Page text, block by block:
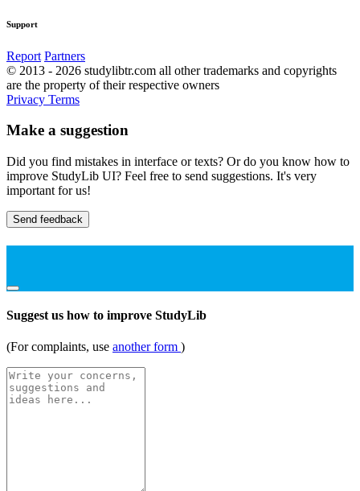
Support
Report Partners
© 2013 - 2026 studylibtr.com all other trademarks and copyrights
are the property of their respective owners
Privacy Terms
Make a suggestion
Did you find mistakes in interface or texts? Or do you know how to
improve StudyLib UI? Feel free to send suggestions. It's very
important for us!
Send feedback
Suggest us how to improve StudyLib
(For complaints, use another form )